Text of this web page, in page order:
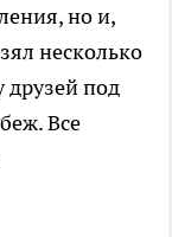
но и,
несколько
друзей под
Все